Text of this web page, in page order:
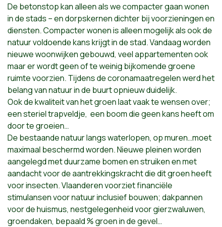
De betonstop kan alleen als we compacter gaan wonen
in de stads – en dorpskernen dichter bij voorzieningen en
diensten. Compacter wonen is alleen mogelijk als ook de
natuur voldoende kans krijgt in de stad. Vandaag worden
nieuwe woonwijken gebouwd, veel appartementen ook
maar er wordt geen of te weinig bijkomende groene
ruimte voorzien. Tijdens de coronamaatregelen werd het
belang van natuur in de buurt opnieuw duidelijk.
Ook de kwaliteit van het groen laat vaak te wensen over;
een steriel trapveldje, een boom die geen kans heeft om
door te groeien…
De bestaande natuur langs waterlopen, op muren…moet
maximaal beschermd worden. Nieuwe pleinen worden
aangelegd met duurzame bomen en struiken en met
aandacht voor de aantrekkingskracht die dit groen heeft
voor insecten. Vlaanderen voorziet financiële
stimulansen voor natuur inclusief bouwen; dakpannen
voor de huismus, nestgelegenheid voor gierzwaluwen,
groendaken, bepaald % groen in de gevel…